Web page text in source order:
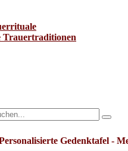
Trauertraditionen